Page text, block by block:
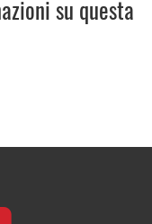
su questa